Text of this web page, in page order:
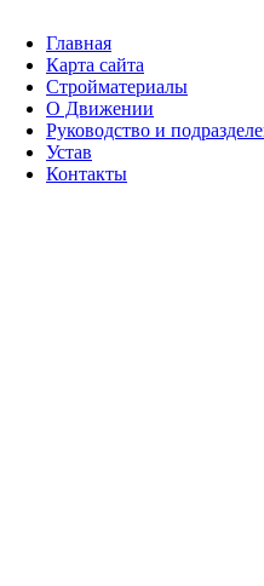
Главная
Карта сайта
Стройматериалы
О Движении
Руководство и
Устав
Контакты